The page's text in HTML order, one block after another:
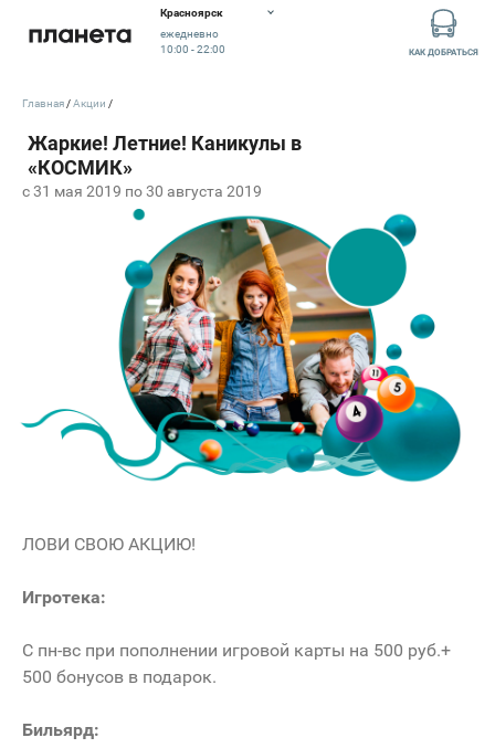
Красноярск
ежедневно
10:00 - 22:00
КАК ДОБРАТЬСЯ
c 31 мая 2019 по 30 августа 2019
Главная Акции
ЛОВИ СВОЮ АКЦИЮ!
Игротека:
С пн-вс при пополнении игровой карты на 500 руб.+
500 бонусов в подарок.
Бильярд: